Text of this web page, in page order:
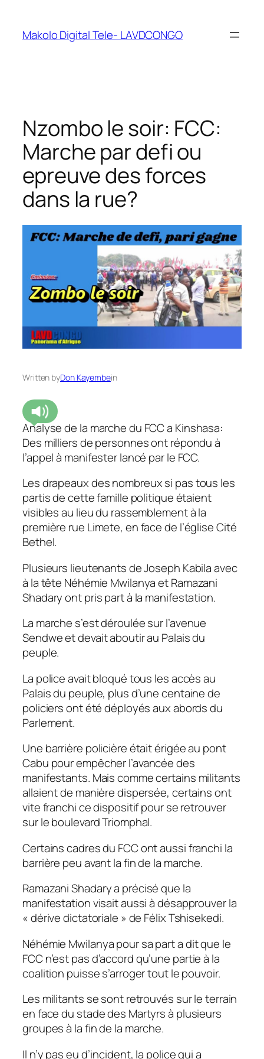
Makolo Digital Tele- LAVDCONGO
Nzombo le soir: FCC:
Marche par defi ou
epreuve des forces
dans la rue?
Written byDon Kayembein
Analyse de la marche du FCC a Kinshasa:
Des milliers de personnes ont répondu à
l’appel à manifester lancé par le FCC.
Les drapeaux des nombreux si pas tous les
partis de cette famille politique étaient
visibles au lieu du rassemblement à la
première rue Limete, en face de l’église Cité
Bethel.
Plusieurs lieutenants de Joseph Kabila avec
à la tête Néhémie Mwilanya et Ramazani
Shadary ont pris part à la manifestation.
La marche s’est déroulée sur l’avenue
Sendwe et devait aboutir au Palais du
peuple.
La police avait bloqué tous les accès au
Palais du peuple, plus d’une centaine de
policiers ont été déployés aux abords du
Parlement.
Une barrière policière était érigée au pont
Cabu pour empêcher l’avancée des
manifestants. Mais comme certains militants
allaient de manière dispersée, certains ont
vite franchi ce dispositif pour se retrouver
sur le boulevard Triomphal.
Certains cadres du FCC ont aussi franchi la
barrière peu avant la fin de la marche.
Ramazani Shadary a précisé que la
manifestation visait aussi à désapprouver la
« dérive dictatoriale » de Félix Tshisekedi.
Néhémie Mwilanya pour sa part a dit que le
FCC n’est pas d’accord qu’une partie à la
coalition puisse s’arroger tout le pouvoir.
Les militants se sont retrouvés sur le terrain
en face du stade des Martyrs à plusieurs
groupes à la fin de la marche.
Il n’y pas eu d’incident, la police qui a